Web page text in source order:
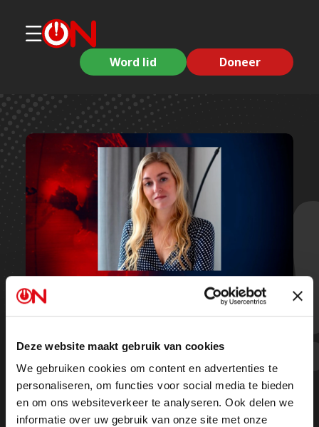
Deze website maakt gebruik van cookies
We gebruiken cookies om content en advertenties te
personaliseren, om functies voor social media te bieden
en om ons websiteverkeer te analyseren. Ook delen we
informatie over uw gebruik van onze site met onze
Word lid Doneer
Korte clips
Statement over bedreiging Raisa
Blommestijn - Ongehoord Nieuws